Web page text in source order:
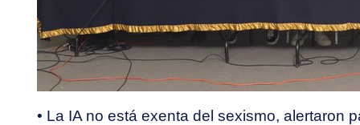
• La IA no está exenta del sexismo, alertaron